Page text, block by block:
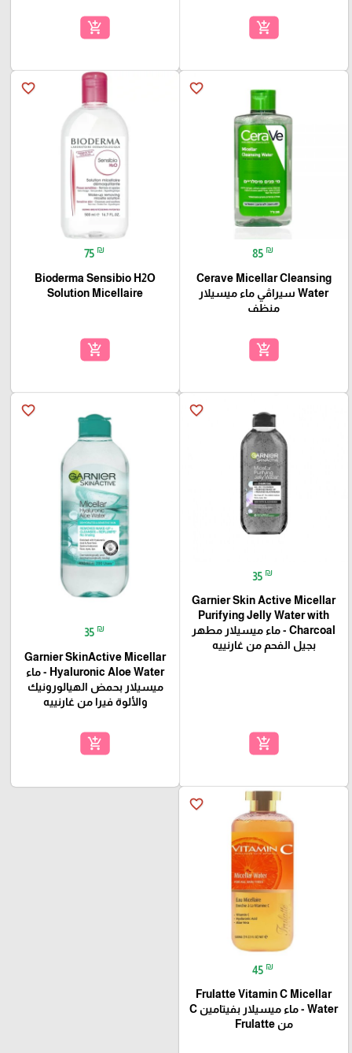
add_shopping_cart
add_shopping_cart
favorite_border
85 ₪
Cerave Micellar Cleansing
Water سيراڤي ماء ميسيلار
منظف
add_shopping_cart
favorite_border
75 ₪
Bioderma Sensibio H2O
Solution Micellaire
add_shopping_cart
favorite_border
35 ₪
Garnier Skin Active Micellar
Purifying Jelly Water with
Charcoal - ماء ميسيلار مطهر
بجيل الفحم من غارنييه
add_shopping_cart
favorite_border
35 ₪
Garnier SkinActive Micellar
Hyaluronic Aloe Water - ماء
ميسيلار بحمض الهيالورونيك
والألوة فيرا من غارنييه
add_shopping_cart
favorite_border
45 ₪
Frulatte Vitamin C Micellar
Water - ماء ميسيلار بفيتامين C
من Frulatte